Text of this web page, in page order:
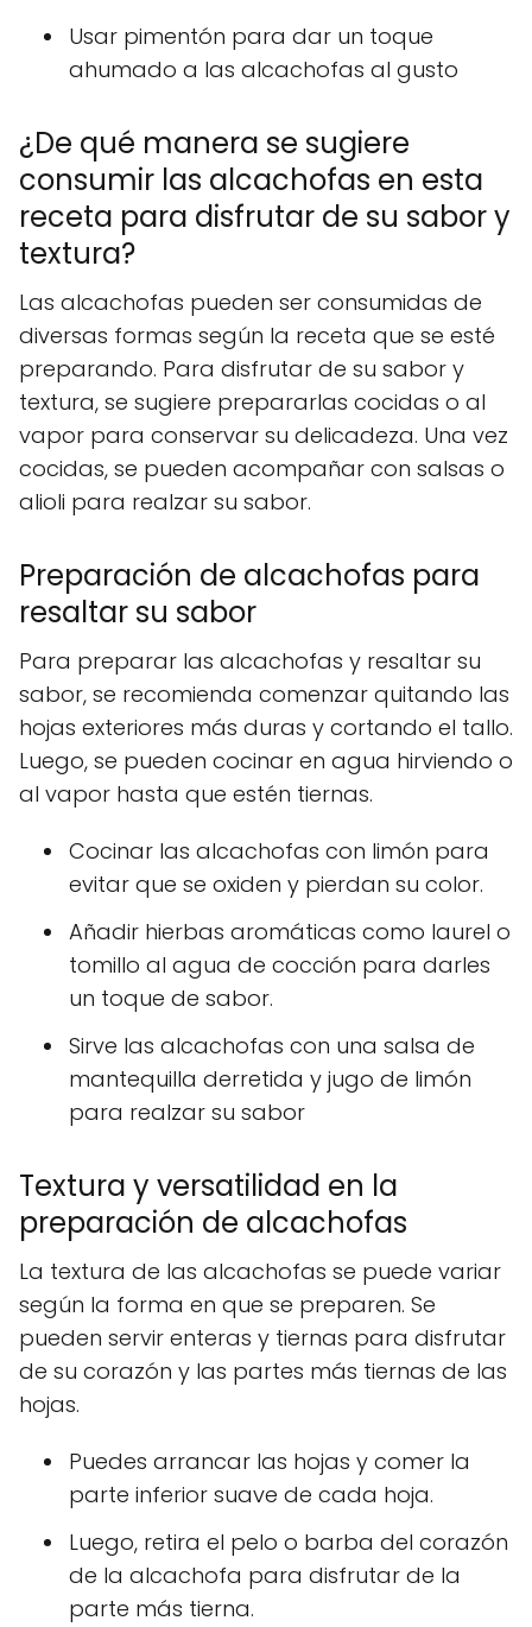
Usar pimentón para dar un toque
ahumado a las alcachofas al gusto
¿De qué manera se sugiere
consumir las alcachofas en esta
receta para disfrutar de su sabor y
textura?
Las alcachofas pueden ser consumidas de
diversas formas según la receta que se esté
preparando. Para disfrutar de su sabor y
textura, se sugiere prepararlas cocidas o al
vapor para conservar su delicadeza. Una vez
cocidas, se pueden acompañar con salsas o
alioli para realzar su sabor.
Preparación de alcachofas para
resaltar su sabor
Para preparar las alcachofas y resaltar su
sabor, se recomienda comenzar quitando las
hojas exteriores más duras y cortando el tallo.
Luego, se pueden cocinar en agua hirviendo o
al vapor hasta que estén tiernas.
Cocinar las alcachofas con limón para
evitar que se oxiden y pierdan su color.
Añadir hierbas aromáticas como laurel o
tomillo al agua de cocción para darles
un toque de sabor.
Sirve las alcachofas con una salsa de
mantequilla derretida y jugo de limón
para realzar su sabor
Textura y versatilidad en la
preparación de alcachofas
La textura de las alcachofas se puede variar
según la forma en que se preparen. Se
pueden servir enteras y tiernas para disfrutar
de su corazón y las partes más tiernas de las
hojas.
Puedes arrancar las hojas y comer la
parte inferior suave de cada hoja.
Luego, retira el pelo o barba del corazón
de la alcachofa para disfrutar de la
parte más tierna.